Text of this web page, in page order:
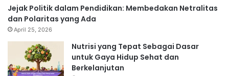
Jejak Politik dalam Pendidikan: Membedakan Netralitas
dan Polaritas yang Ada
April 25, 2026
Nutrisi yang Tepat Sebagai Dasar
untuk Gaya Hidup Sehat dan
Berkelanjutan